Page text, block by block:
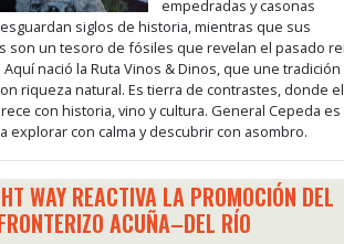
empedradas y casonas
siglos de historia, mientras que sus
son un tesoro de fósiles que revelan el pasado
Aquí nació la Ruta Vinos & Dinos, que une tradición
riqueza natural. Es tierra de contrastes, donde el
con historia, vino y cultura. General Cepeda es
explorar con calma y descubrir con asombro.
WAY REACTIVA LA PROMOCIÓN DEL
ACUÑA–DEL RÍO